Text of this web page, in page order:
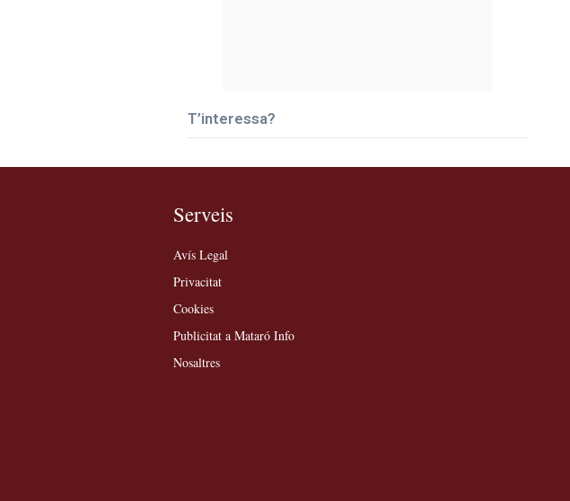
T’interessa?
Serveis
Avís Legal
Privacitat
Cookies
Publicitat a Mataró Info
Nosaltres